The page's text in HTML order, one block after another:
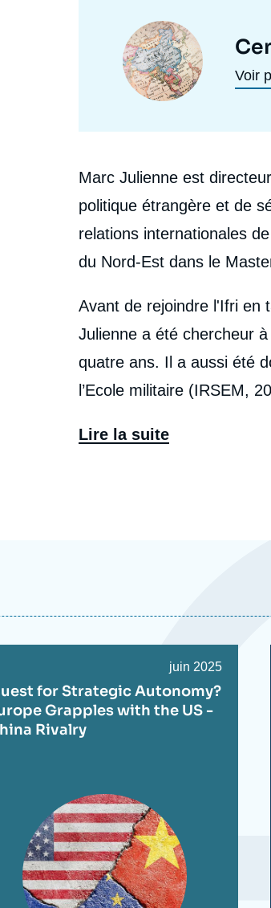
programmes
Image
principale
Voir
Biographie
Marc Julienne est
politique étrangère et de
relations internationales
du Nord-Est dans le
Avant de rejoindre l'Ifri en
Julienne a été chercheur
quatre ans. Il a aussi été
l’Ecole militaire (IRSEM,
Shanghai Academy of
Lire la suite
Date
publication
juin 2025
for Strategic Autonomy?
Grapples with the US -
Rivalry